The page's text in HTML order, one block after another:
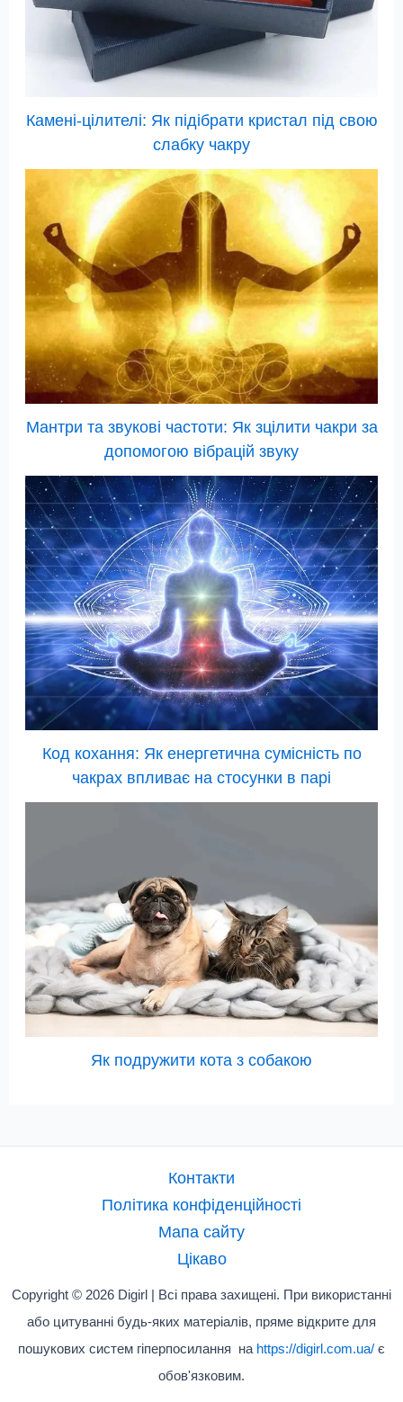
Камені-цілителі: Як підібрати кристал під свою
слабку чакру
Мантри та звукові частоти: Як зцілити чакри за
допомогою вібрацій звуку
Код кохання: Як енергетична сумісність по
чакрах впливає на стосунки в парі
Як подружити кота з собакою
Контакти
Політика конфіденційності
Мапа сайту
Цікаво
Copyright © 2026 Digirl | Всі права захищені. При використанні
або цитуванні будь-яких матеріалів, пряме відкрите для
пошукових систем гіперпосилання на https://digirl.com.ua/ є
обов'язковим.